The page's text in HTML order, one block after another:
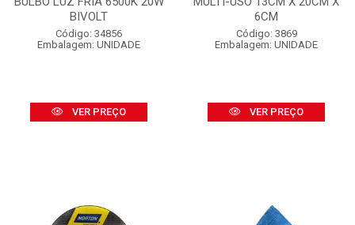
BIVOLT
Código: 34856
Embalagem: UNIDADE
VER PREÇO
6CM
Código: 3869
Embalagem: UNIDADE
VER PREÇO